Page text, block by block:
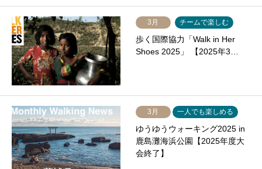
3月 チームで楽しむ
歩く国際協力「Walk in Her
Shoes 2025」 【2025年3…
3月 一人でも楽しめる
ゆうゆうウォーキング2025 in
鹿島灘海浜公園【2025年度大
会終了】